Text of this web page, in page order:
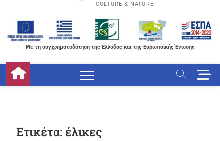
CULTURE & NATURE
Με τη συγχρηματοδότηση της Ελλάδας και της Ευρωπαϊκής Ένωσης
M
e
Ετικέτα: έλικες